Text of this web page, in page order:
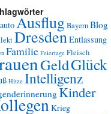
AusflugBayernBlog
DresdenEntlassung
Familie Feiertage Fleisch
GeldGlück
Hitze Intelligenz
Kinder
Krieg